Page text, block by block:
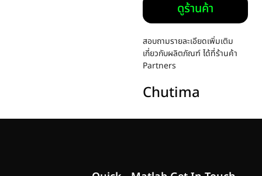
ดูร้านค้า
สอบถามรายละเอียดเพิ่มเติม
เกี่ยวกับผลิตภัณฑ์ ได้ที่ร้านค้า
Partners
Chutima